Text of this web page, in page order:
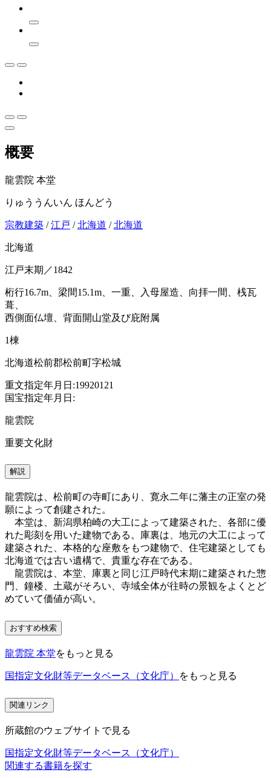
概要
龍雲院 本堂
りゅううんいん ほんどう
宗教建築 /江戸 /北海道 /北海道
北海道
江戸末期／1842
桁行16.7m、梁間15.1m、一重、入母屋造、向拝一間、桟瓦
葺、
西側面仏壇、背面開山堂及び庇附属
1棟
北海道松前郡松前町字松城
重文指定年月日:19920121
国宝指定年月日:
龍雲院
重要文化財
解説
龍雲院は、松前町の寺町にあり、寛永二年に藩主の正室の発
願によって創建された。
本堂は、新潟県柏崎の大工によって建築された、各部に優
れた彫刻を用いた建物である。庫裏は、地元の大工によって
建築された、本格的な座敷をもつ建物で、住宅建築としても
北海道では古い遺構で、貴重な存在である。
龍雲院は、本堂、庫裏と同じ江戸時代末期に建築された惣
門、鐘楼、土蔵がそろい、寺域全体が往時の景観をよくとど
めていて価値が高い。
おすすめ検索
龍雲院 本堂をもっと見る
国指定文化財等データベース（文化庁） をもっと見る
関連リンク
所蔵館のウェブサイトで見る
国指定文化財等データベース（文化庁）
関連する書籍を探す